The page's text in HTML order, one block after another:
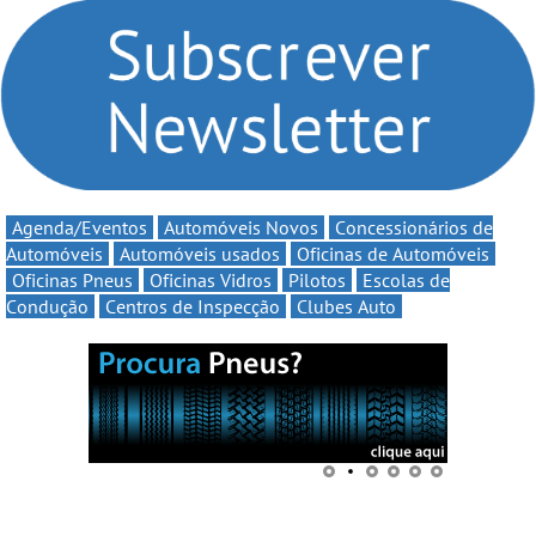
compromisso com o
automobilismo nacional
continua em 2026
Volta” com descontos de
Agenda/Eventos Automóveis Novos
Concessionários de
Automóveis
Automóveis usados
Oficinas de Automóveis
Oficinas Pneus
Oficinas Vidros Pilotos
Escolas de
Condução
Centros de Inspecção Clubes Auto